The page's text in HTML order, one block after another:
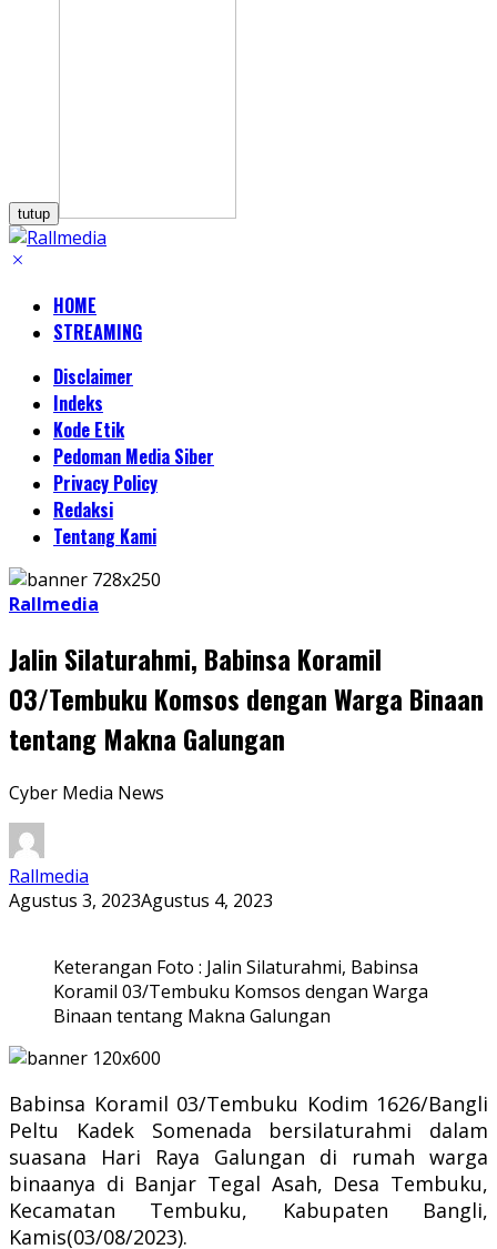
tutup
HOME
STREAMING
Disclaimer
Indeks
Kode Etik
Pedoman Media Siber
Privacy Policy
Redaksi
Tentang Kami
Rallmedia
Jalin Silaturahmi, Babinsa Koramil
03/Tembuku Komsos dengan Warga Binaan
tentang Makna Galungan
Cyber Media News
Rallmedia
Agustus 3, 2023Agustus 4, 2023
Keterangan Foto : Jalin Silaturahmi, Babinsa
Koramil 03/Tembuku Komsos dengan Warga
Binaan tentang Makna Galungan
Babinsa Koramil 03/Tembuku Kodim 1626/Bangli
Peltu Kadek Somenada bersilaturahmi dalam
suasana Hari Raya Galungan di rumah warga
binaanya di Banjar Tegal Asah, Desa Tembuku,
Kecamatan Tembuku, Kabupaten Bangli,
Kamis(03/08/2023).